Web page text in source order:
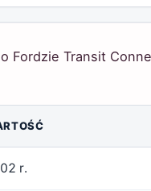
Fordzie Transit
r.